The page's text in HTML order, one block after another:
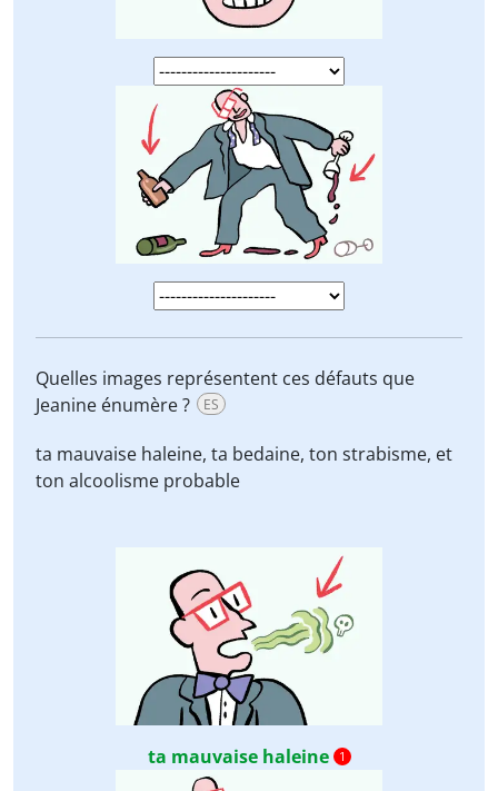
Quelles images représentent ces défauts que
Jeanine énumère ?
ES
ta mauvaise haleine, ta bedaine, ton strabisme, et
ton alcoolisme probable
ta mauvaise haleine 1